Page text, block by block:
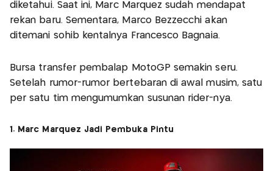
diketahui. Saat ini, Marc Marquez sudah mendapat
rekan baru. Sementara, Marco Bezzecchi akan
ditemani sohib kentalnya Francesco Bagnaia.
Bursa transfer pembalap MotoGP semakin seru.
Setelah rumor-rumor bertebaran di awal musim, satu
per satu tim mengumumkan susunan rider-nya.
1. Marc Marquez Jadi Pembuka Pintu